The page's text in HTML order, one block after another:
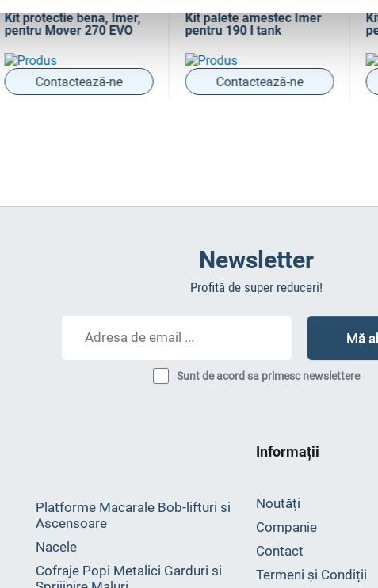
Kit protectie bena, Imer,
pentru Mover 270 EVO
Contactează-ne
Kit palete amestec Imer
pentru 190 l tank
Contactează-ne
Newsletter
Profită de super reduceri!
Sunt de acord sa primesc newslettere
Platforme Macarale Bob-lifturi si
Ascensoare
Nacele
Cofraje Popi Metalici Garduri si
Informații
Noutăți
Companie
Contact
Termeni și Condiții